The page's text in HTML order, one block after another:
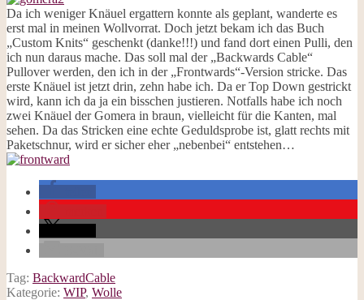
Da ich weniger Knäuel ergattern konnte als geplant, wanderte es
erst mal in meinen Wollvorrat. Doch jetzt bekam ich das Buch
„Custom Knits“ geschenkt (danke!!!) und fand dort einen Pulli, den
ich nun daraus mache. Das soll mal der „Backwards Cable“
Pullover werden, den ich in der „Frontwards“-Version stricke. Das
erste Knäuel ist jetzt drin, zehn habe ich. Da er Top Down gestrickt
wird, kann ich da ja ein bisschen justieren. Notfalls habe ich noch
zwei Knäuel der Gomera in braun, vielleicht für die Kanten, mal
sehen. Da das Stricken eine echte Geduldsprobe ist, glatt rechts mit
Paketschnur, wird er sicher eher „nebenbei“ entstehen…
Tag: BackwardCable
Kategorie: WIP, Wolle